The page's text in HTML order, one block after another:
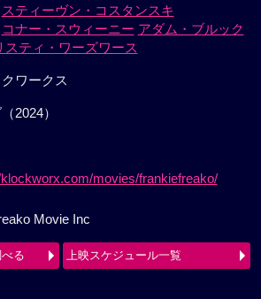
スティーヴン・コスタンスキ
コナー・スウィーニー アダム・ブルック
スティ・ワーズワース
ワークス
2024）
movies/frankiefreako/
Movie Inc
る 上映スケジュール一覧